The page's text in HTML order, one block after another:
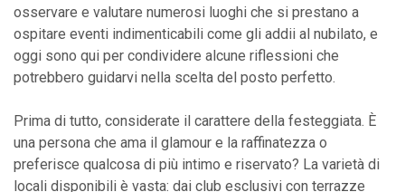
osservare e valutare numerosi luoghi che si prestano a
ospitare eventi indimenticabili come gli addii al nubilato, e
oggi sono qui per condividere alcune riflessioni che
potrebbero guidarvi nella scelta del posto perfetto.
Prima di tutto, considerate il carattere della festeggiata. È
una persona che ama il glamour e la raffinatezza o
preferisce qualcosa di più intimo e riservato? La varietà di
locali disponibili è vasta: dai club esclusivi con terrazze